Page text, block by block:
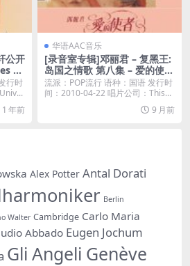
公开
Pl
行时
1 年前
华语AAC音乐
[录音室专辑]邓丽君 – 复黑王:
岛国之情歌 第八集 – 爱的使者
(2010) [iTunes Plus M4A]
流派：POP流行 语种：国语 发行时
间：2010-04-22 唱片公司：This...
9 月前
Alex Potter Antal Dorati
Berlin
Walter Cambridge Carlo Maria
Abbado Eugen Jochum
Gli Angeli Genève